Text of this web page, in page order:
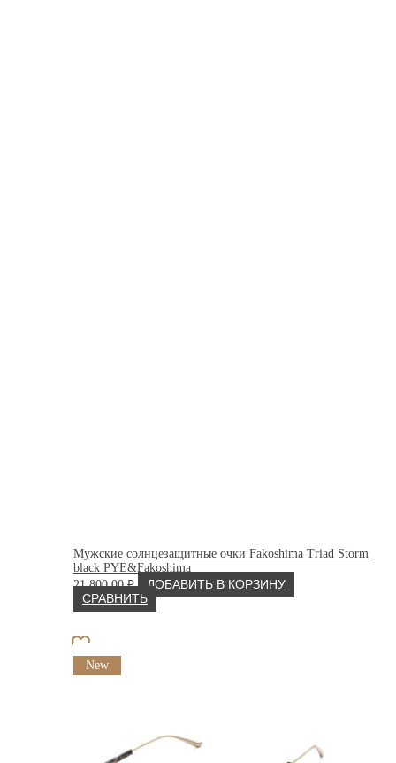
Мужские солнцезащитные очки Fakoshima Triad Storm
black PYE&Fakoshima
21 800.00₽
ДОБАВИТЬ В КОРЗИНУ
СРАВНИТЬ
New